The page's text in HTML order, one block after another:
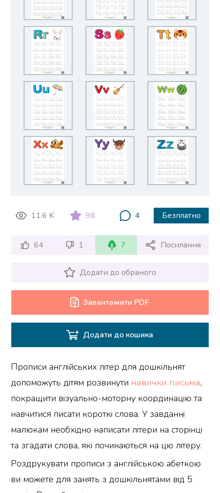
11.6 K 98 4 Безплатно
64 1 7 Посилання
Додати до обраного
Завантажити PDF
Додати до кошика
Прописи англійських літер для дошкільнят
допоможуть дітям розвинути навички письма,
покращити візуально-моторну координацію та
навчитися писати короткі слова. У завданні
малюкам необхідно написати літери на сторінці
та згадати слова, які починаються на цю літеру.
Роздрукувати прописи з англійською абеткою
ви можете для занять з дошкільнятами від 5